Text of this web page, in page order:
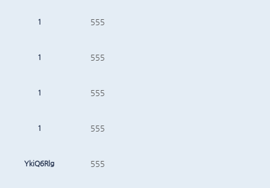
1 555
1 555
1 555
1 555
YkiQ6Rlg 555